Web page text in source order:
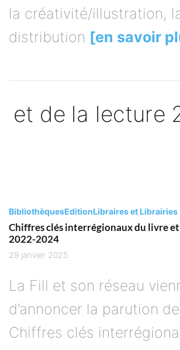
la créativité/illustration,
distribution [en savoir
BibliothèquesEditionLibraires et Librairies
Chiffres clés interrégionaux du livre
2022-2024
29 janvier 2025
La Fill et son réseau
d’annoncer la parution
Chiffres clés